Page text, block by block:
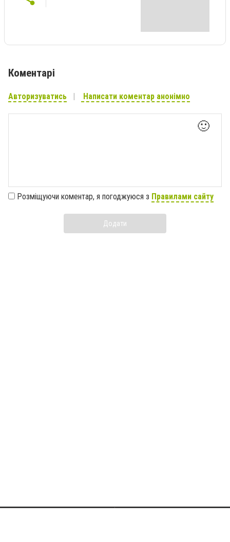
Коментарі
Авторизуватись Написати коментар анонімно
🙂
Розміщуючи коментар, я погоджуюся з Правилами сайту
Додати